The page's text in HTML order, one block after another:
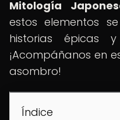
Mitología
estos elementos
historias épicas y
¡Acompáñanos en
asombro!
Índice